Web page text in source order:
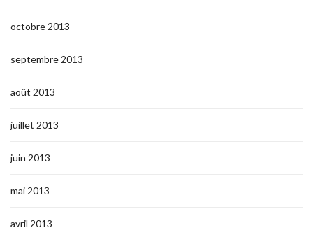
octobre 2013
septembre 2013
août 2013
juillet 2013
juin 2013
mai 2013
avril 2013